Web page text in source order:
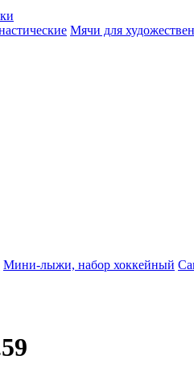
Мячи для
Мини-лыжи, набор хоккейный